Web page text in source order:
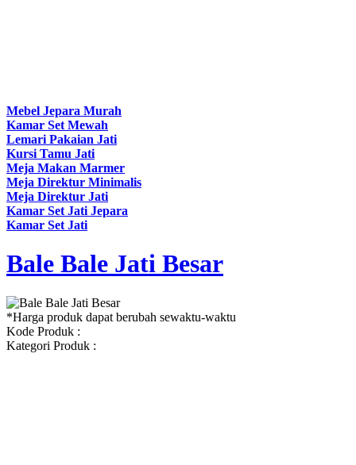
Mebel Jepara Murah
Kamar Set Mewah
Lemari Pakaian Jati
Kursi Tamu Jati
Meja Makan Marmer
Meja Direktur Minimalis
Meja Direktur Jati
Kamar Set Jati Jepara
Kamar Set Jati
Bale Bale Jati Besar
*Harga produk dapat berubah sewaktu-waktu
Kode Produk :
Kategori Produk :